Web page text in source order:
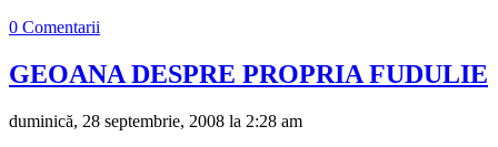
0 Comentarii
GEOANA DESPRE PROPRIA FUDULIE
duminică, 28 septembrie, 2008 la 2:28 am